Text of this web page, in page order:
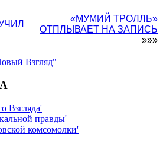
«МУМИЙ ТРОЛЛЬ»
ОТПЛЫВАЕТ НА ЗАПИСЬ
»»»